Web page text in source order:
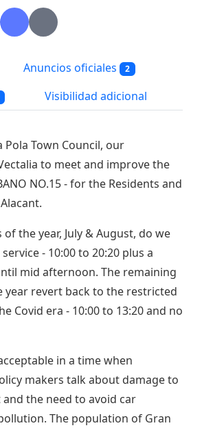
Anuncios oficiales 2
Visibilidad adicional
Pola Town Council, our
to meet and improve the
NO.15 - for the Residents and
the year, July & August, do we
- 10:00 to 20:20 plus a
mid afternoon. The remaining
year revert back to the restricted
Covid era - 10:00 to 13:20 and no
in a time when
makers talk about damage to
the need to avoid car
The population of Gran